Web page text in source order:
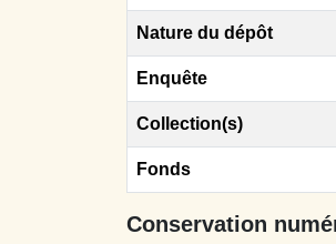
Nature du dépôt
Enquête
Collection(s)
Fonds
Conservation